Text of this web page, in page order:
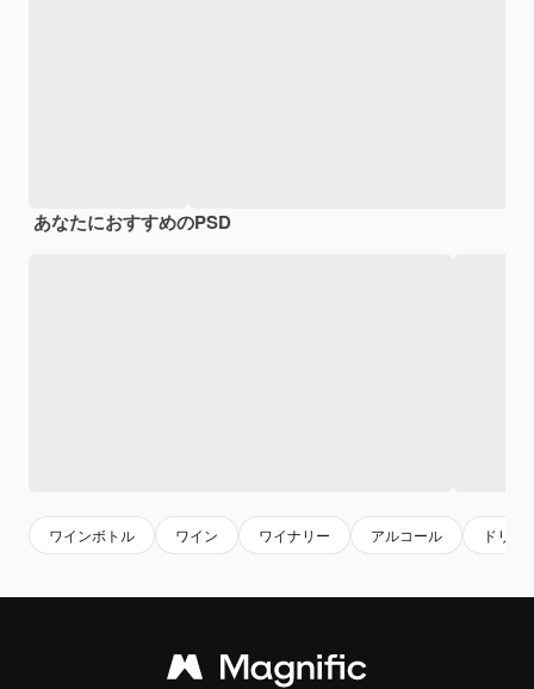
あなたにおすすめのPSD
ワインボトル ワイン ワイナリー アルコール ドリン